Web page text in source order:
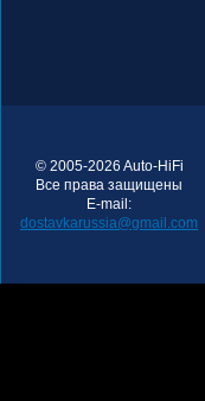
© 2005-2026 Auto-HiFi
Все права защищены
E-mail:
dostavkarussia@gmail.com